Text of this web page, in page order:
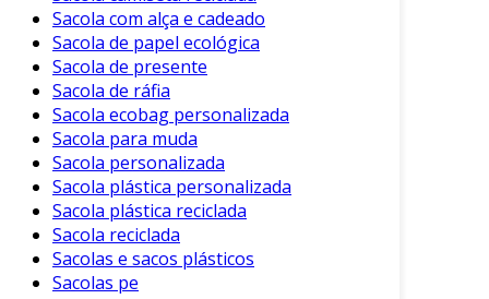
Sacola com alça e cadeado
Sacola de papel ecológica
Sacola de presente
Sacola de ráfia
Sacola ecobag personalizada
Sacola para muda
Sacola personalizada
Sacola plástica personalizada
Sacola plástica reciclada
Sacola reciclada
Sacolas e sacos plásticos
Sacolas pe